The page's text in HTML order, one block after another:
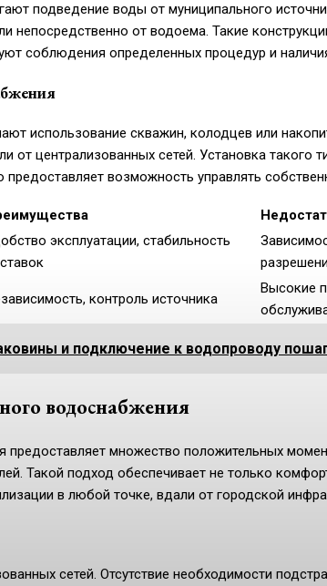
подведение воды от муниципального
непосредственно от водоема. Такие
соблюдения определенных процедур и
использование скважин, колодцев или
от централизованных сетей. Установка такого
предоставляет возможность управлять
эксплуатации, стабильность
контроль источника
Высокие
и подключение к водопроводу
водоснабжения
предоставляет множество положительных
Такой подход обеспечивает не только
в любой точке, вдали от городской
сетей. Отсутствие необходимости